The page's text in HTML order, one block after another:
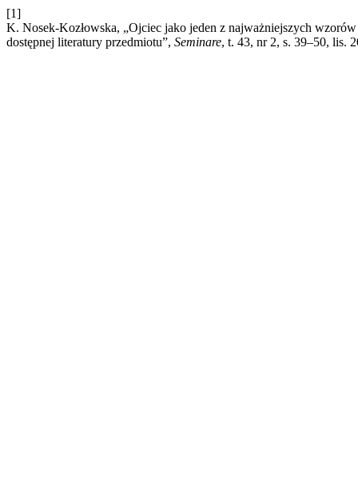
[1]
K. Nosek-Kozłowska, „Ojciec jako jeden z najważniejszych
dostępnej literatury przedmiotu”, Seminare, t. 43, nr 2, s. 39–50, lis.